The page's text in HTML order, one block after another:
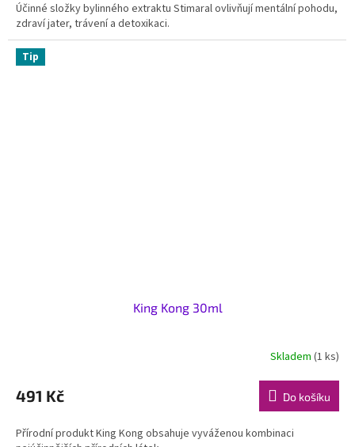
Účinné složky bylinného extraktu Stimaral ovlivňují mentální pohodu,
zdraví jater, trávení a detoxikaci.
Tip
King Kong 30ml
Skladem (1 ks)
491 Kč Do košíku
Přírodní produkt King Kong obsahuje vyváženou kombinaci